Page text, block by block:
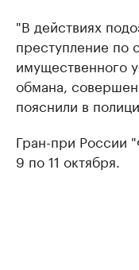
"В действиях
преступление по
имущественного
обмана,
пояснили в
Гран-при России
9 по 11 октября.